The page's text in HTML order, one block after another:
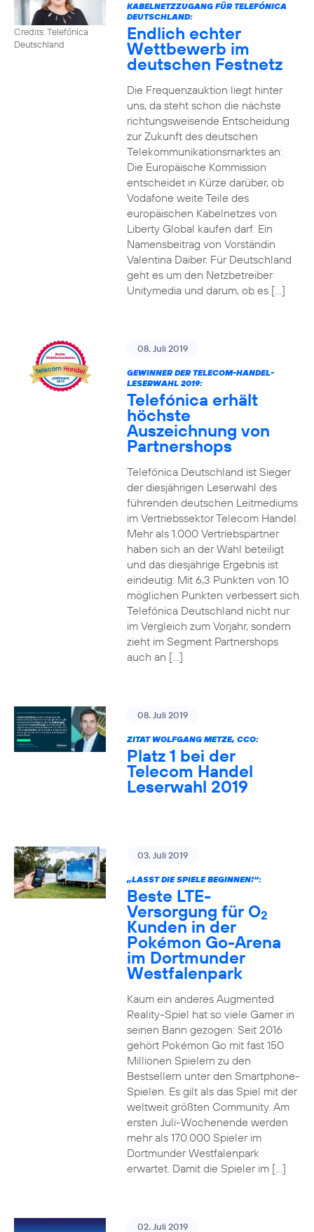
Credits: Telefónica
Deutschland
KABELNETZZUGANG FÜR TELEFÓNICA
DEUTSCHLAND:
Endlich echter
Wettbewerb im
deutschen Festnetz
Die Frequenzauktion liegt hinter
uns, da steht schon die nächste
richtungsweisende Entscheidung
zur Zukunft des deutschen
Telekommunikationsmarktes an:
Die Europäische Kommission
entscheidet in Kürze darüber, ob
Vodafone weite Teile des
europäischen Kabelnetzes von
Liberty Global kaufen darf. Ein
Namensbeitrag von Vorständin
Valentina Daiber. Für Deutschland
geht es um den Netzbetreiber
Unitymedia und darum, ob es […]
08. Juli 2019
GEWINNER DER TELECOM-HANDEL-
LESERWAHL 2019:
Telefónica erhält
höchste
Auszeichnung von
Partnershops
Telefónica Deutschland ist Sieger
der diesjährigen Leserwahl des
führenden deutschen Leitmediums
im Vertriebssektor Telecom Handel.
Mehr als 1.000 Vertriebspartner
haben sich an der Wahl beteiligt
und das diesjährige Ergebnis ist
eindeutig: Mit 6,3 Punkten von 10
möglichen Punkten verbessert sich
Telefónica Deutschland nicht nur
im Vergleich zum Vorjahr, sondern
zieht im Segment Partnershops
auch an […]
08. Juli 2019
ZITAT WOLFGANG METZE, CCO:
Platz 1 bei der
Telecom Handel
Leserwahl 2019
03. Juli 2019
„LASST DIE SPIELE BEGINNEN!“:
Beste LTE-
Versorgung für O2
Kunden in der
Pokémon Go-Arena
im Dortmunder
Westfalenpark
Kaum ein anderes Augmented
Reality-Spiel hat so viele Gamer in
seinen Bann gezogen: Seit 2016
gehört Pokémon Go mit fast 150
Millionen Spielern zu den
Bestsellern unter den Smartphone-
Spielen. Es gilt als das Spiel mit der
weltweit größten Community. Am
ersten Juli-Wochenende werden
mehr als 170.000 Spieler im
Dortmunder Westfalenpark
erwartet. Damit die Spieler im […]
02. Juli 2019